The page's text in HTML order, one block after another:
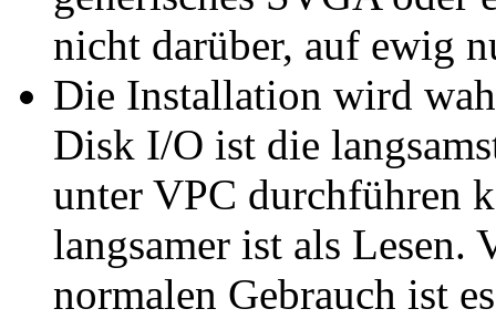
nicht darüber, auf ewig
Die Installation wird
Disk I/O ist die
unter VPC durchführen
langsamer ist als
normalen Gebrauch ist